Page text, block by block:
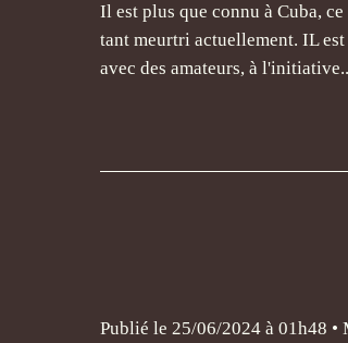
Il est plus que connu à Cuba,
tant meurtri actuellement. IL
avec des amateurs, à
Publié le 25/06/2024 à 01h48